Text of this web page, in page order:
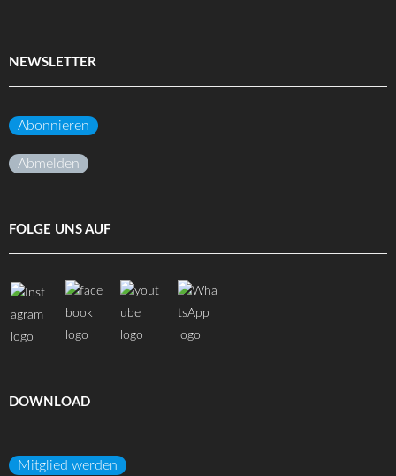
NEWSLETTER
Abonnieren
Abmelden
FOLGE UNS AUF
DOWNLOAD
Mitglied werden